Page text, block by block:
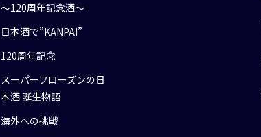
～120周年記念酒～
日本酒で”KANPAI”
120周年記念
スーパーフローズンの日
本酒 誕生物語
海外への挑戦